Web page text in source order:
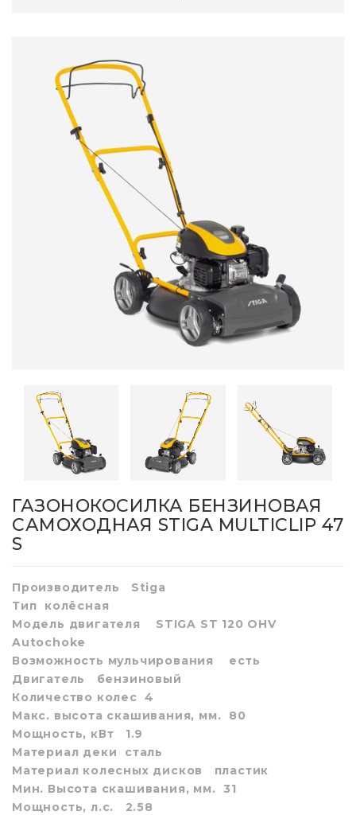
ГАЗОНОКОСИЛКА БЕНЗИНОВАЯ
САМОХОДНАЯ STIGA MULTICLIP 47
S
Производитель Stiga
Тип колёсная
Модель двигателя STIGA ST 120 OHV
Autochoke
Возможность мульчирования есть
Двигатель бензиновый
Количество колес4
Макс. высота скашивания, мм. 80
Мощность, кВт 1.9
Материал деки сталь
Материал колесных дисков пластик
Мин. Высота скашивания, мм. 31
Мощность, л.с. 2.58